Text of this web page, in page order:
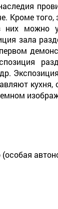
Кроме
них
зала
(особая